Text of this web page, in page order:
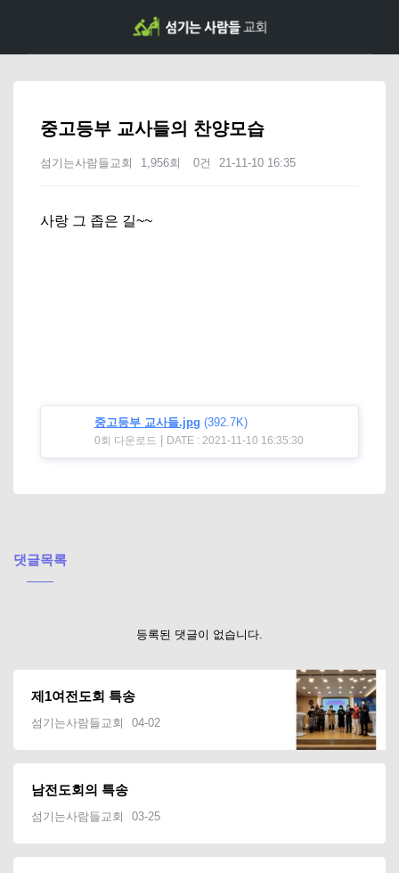
중고등부 교사들의 찬양모습
섬기는사람들교회 1,956회 0건 21-11-10 16:35
사랑 그 좁은 길~~
중고등부 교사들.jpg (392.7K)
0회 다운로드 DATE : 2021-11-10 16:35:30
댓글목록
등록된 댓글이 없습니다.
제1여전도회 특송
섬기는사람들교회 04-02
남전도회의 특송
섬기는사람들교회 03-25